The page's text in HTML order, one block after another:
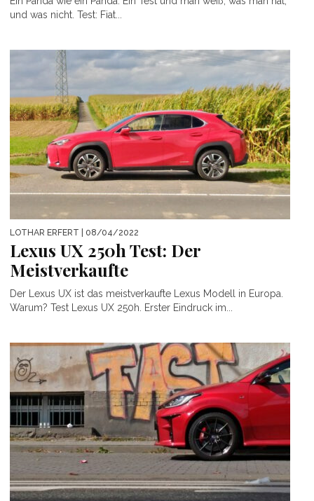
und was nicht. Test: Fiat...
LOTHAR ERFERT | 08/04/2022
Lexus UX 250h Test: Der
Meistverkaufte
Der Lexus UX ist das meistverkaufte Lexus Modell in Europa.
Warum? Test Lexus UX 250h. Erster Eindruck im...